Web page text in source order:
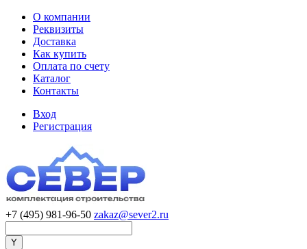
О компании
Реквизиты
Доставка
Как купить
Оплата по счету
Каталог
Контакты
Вход
Регистрация
+7 (495) 981-96-50 zakaz@sever2.ru